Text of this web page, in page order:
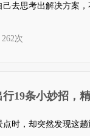
去思考出解决方案
次
19条小妙招，
时，却突然发现这